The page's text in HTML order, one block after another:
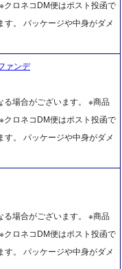
クロネコDM便はポスト投函で
。 パッケージや中身がダメ
ァンデ
る場合がございます。 ※商品
クロネコDM便はポスト投函で
。 パッケージや中身がダメ
る場合がございます。 ※商品
クロネコDM便はポスト投函で
。 パッケージや中身がダメ